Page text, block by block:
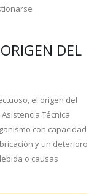
DEL
el origen del
Técnica
con capacidad
y un deterioro
o causas